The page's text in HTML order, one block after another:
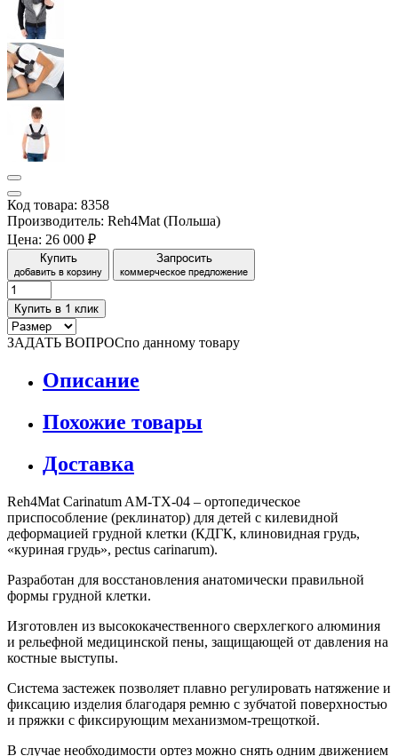
Код товара: 8358
Производитель: Reh4Mat (Польша)
Цена: 26 000 ₽
Купить
добавить в корзину
Запросить
коммерческое предложение
Купить в 1 клик
ЗАДАТЬ ВОПРОСпо данному товару
Описание
Похожие товары
Доставка
Reh4Mat Carinatum AM-TX-04 – ортопедическое
приспособление (реклинатор) для детей с килевидной
деформацией грудной клетки (КДГК, клиновидная грудь,
«куриная грудь», pectus carinarum).
Разработан для восстановления анатомически правильной
формы грудной клетки.
Изготовлен из высококачественного сверхлегкого алюминия
и рельефной медицинской пены, защищающей от давления на
костные выступы.
Система застежек позволяет плавно регулировать натяжение и
фиксацию изделия благодаря ремню с зубчатой поверхностью
и пряжки с фиксирующим механизмом-трещоткой.
В случае необходимости ортез можно снять одним движением